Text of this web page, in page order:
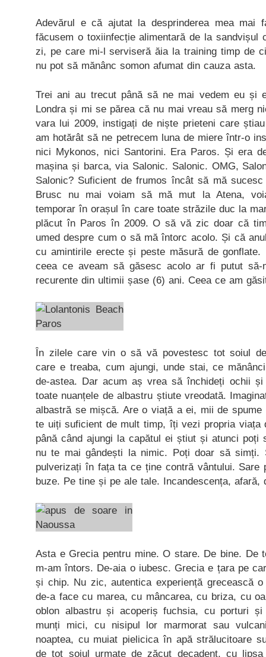
Adevărul e că ajutat la desprinderea mea mai
făcusem o toxiinfecție alimentară de la sandvișul
zi, pe care mi-l serviseră ăia la training timp de
nu pot să mănânc somon afumat din cauza asta.
Trei ani au trecut până să ne mai vedem eu și
Londra și mi se părea că nu mai vreau să merg
vara lui 2009, instigați de niște prieteni care
am hotărât să ne petrecem luna de miere într-o
nici Mykonos, nici Santorini. Era Paros. Și era
mașina și barca, via Salonic. Salonic. OMG,
Salonic? Suficient de frumos încât să mă
Brusc nu mai voiam să mă mut la Atena,
temporar în orașul în care toate străzile duc la
plăcut în Paros în 2009. O să vă zic doar că
umed despre cum o să mă întorc acolo. Și că
cu amintirile erecte și peste măsură de
ceea ce aveam să găsesc acolo ar fi putut să-
recurente din ultimii șase (6) ani. Ceea ce am
În zilele care vin o să vă povestesc tot soiul
care e treaba, cum ajungi, unde stai, ce
de-astea. Dar acum aș vrea să închideți ochii
toate nuanțele de albastru știute vreodată.
albastră se mișcă. Are o viață a ei, mii de
te uiți suficient de mult timp, îți vezi propria viața
până când ajungi la capătul ei știut și atunci poți
nu te mai gândești la nimic. Poți doar să simți.
pulverizați în fața ta ce ține contră vântului. Sare
buze. Pe tine și pe ale tale. Incandescența, afară,
Asta e Grecia pentru mine. O stare. De bine. De
m-am întors. De-aia o iubesc. Grecia e țara pe
și chip. Nu zic, autentica experiență grecească
de-a face cu marea, cu mâncarea, cu briza, cu
oblon albastru și acoperiș fuchsia, cu porturi
munți mici, cu nisipul lor marmorat sau
noaptea, cu muiat pielicica în apă strălucitoare
de tot soiul urmate de zăcut decadent, cu